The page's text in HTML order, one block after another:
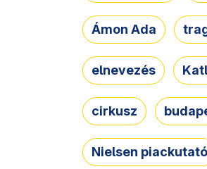
Ámon Ada
elnevezés
cirkusz
Nielsen piackutató